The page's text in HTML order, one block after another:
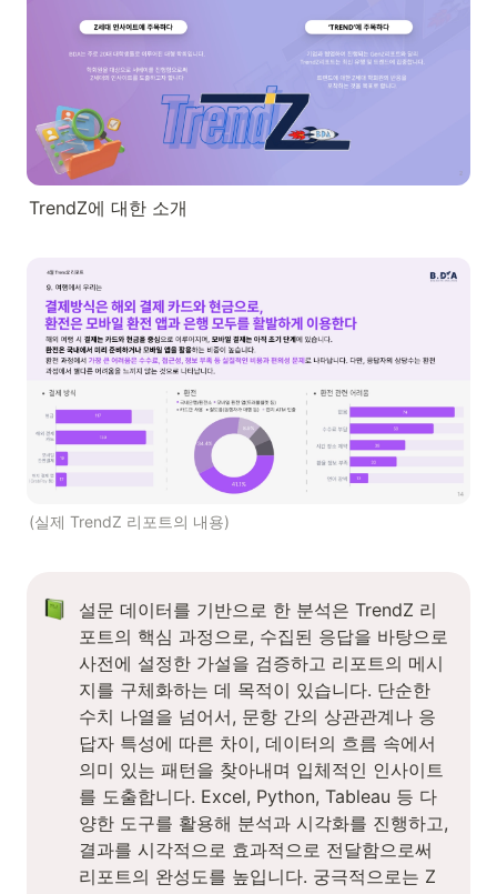
TrendZ에 대한 소개
(실제 TrendZ 리포트의 내용)
설문 데이터를 기반으로 한 분석은 TrendZ 리
포트의 핵심 과정으로, 수집된 응답을 바탕으로
사전에 설정한 가설을 검증하고 리포트의 메시
지를 구체화하는 데 목적이 있습니다. 단순한
수치 나열을 넘어서, 문항 간의 상관관계나 응
답자 특성에 따른 차이, 데이터의 흐름 속에서
의미 있는 패턴을 찾아내며 입체적인 인사이트
를 도출합니다. Excel, Python, Tableau 등 다
양한 도구를 활용해 분석과 시각화를 진행하고,
결과를 시각적으로 효과적으로 전달함으로써
리포트의 완성도를 높입니다. 궁극적으로는 Z